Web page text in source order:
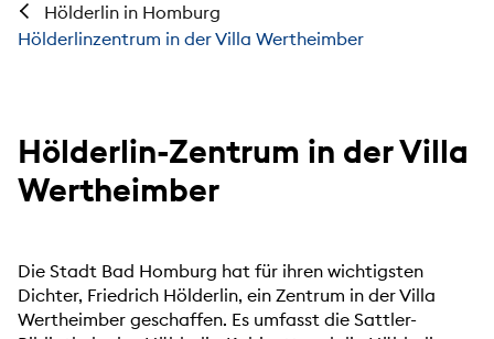
Hölderlin in Homburg
Hölderlinzentrum in der Villa Wertheimber
Hölderlin-Zentrum in der Villa
Wertheimber
Die Stadt Bad Homburg hat für ihren wichtigsten
Dichter, Friedrich Hölderlin, ein Zentrum in der Villa
Wertheimber geschaffen. Es umfasst die Sattler-